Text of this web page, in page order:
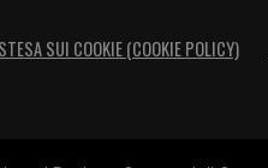
SUI COOKIE (COOKIE POLICY)